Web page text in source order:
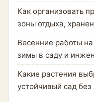
Как организовать
зоны отдыха,
Весенние работы
зимы в саду и
Какие растения
устойчивый сад